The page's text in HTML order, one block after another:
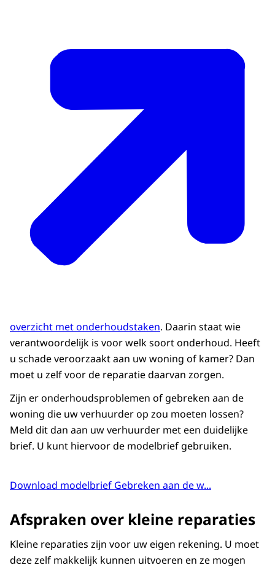
overzicht met onderhoudstaken. Daarin staat wie
verantwoordelijk is voor welk soort onderhoud. Heeft
u schade veroorzaakt aan uw woning of kamer? Dan
moet u zelf voor de reparatie daarvan zorgen.
Zijn er onderhoudsproblemen of gebreken aan de
woning die uw verhuurder op zou moeten lossen?
Meld dit dan aan uw verhuurder met een duidelijke
brief. U kunt hiervoor de modelbrief gebruiken.
Download modelbrief Gebreken aan de w...
Afspraken over kleine reparaties
Kleine reparaties zijn voor uw eigen rekening. U moet
deze zelf makkelijk kunnen uitvoeren en ze mogen